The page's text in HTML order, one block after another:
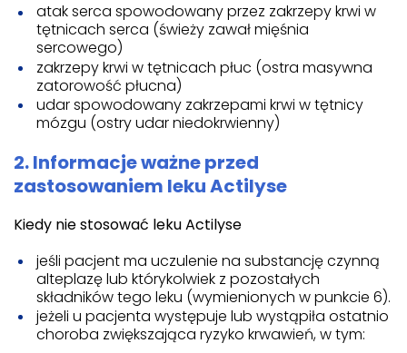
atak serca spowodowany przez zakrzepy krwi w
tętnicach serca (świeży zawał mięśnia
sercowego)
zakrzepy krwi w tętnicach płuc (ostra masywna
zatorowość płucna)
udar spowodowany zakrzepami krwi w tętnicy
mózgu (ostry udar niedokrwienny)
2. Informacje ważne przed
zastosowaniem leku Actilyse
Kiedy nie stosować leku Actilyse
jeśli pacjent ma uczulenie na substancję czynną
alteplazę lub którykolwiek z pozostałych
składników tego leku (wymienionych w punkcie 6).
jeżeli u pacjenta występuje lub wystąpiła ostatnio
choroba zwiększająca ryzyko krwawień, w tym: